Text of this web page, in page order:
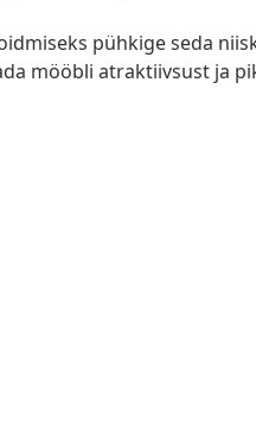
pühkige seda
mööbli atraktiivsust ja